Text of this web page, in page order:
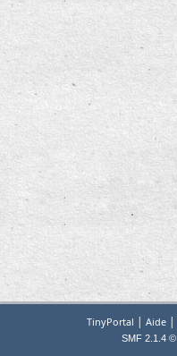
TinyPortal | Aide|
SMF 2.1.4